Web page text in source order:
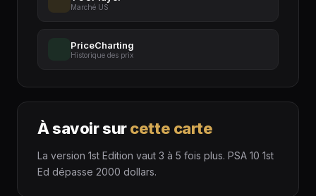
Marché US
PriceCharting
Historique des prix
À savoir surcette carte
La version 1st Edition vaut 3 à 5 fois plus. PSA 10 1st
Ed dépasse 2000 dollars.